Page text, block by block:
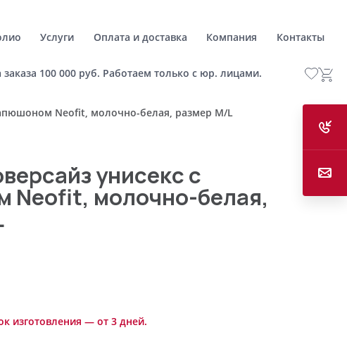
Услуги Оплата и доставка Компания Контакты
100 000 руб. Работаем только с юр. лицами.
Neofit, молочно-белая, размер M/L
унисекс с
Neofit, молочно-белая,
изготовления — от 3 дней.